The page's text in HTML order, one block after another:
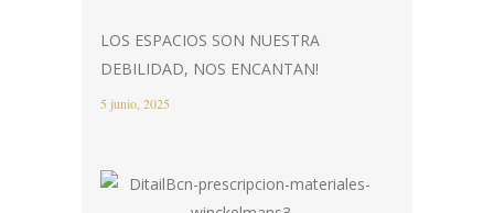
LOS ESPACIOS SON NUESTRA
DEBILIDAD, NOS ENCANTAN!
5 junio, 2025